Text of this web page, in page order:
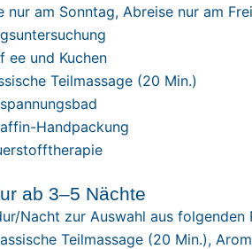
nur am Sonntag, Abreise nur am
ee und Kuchen
Teilmassage (20 Min.)
Handpackung
ab 3–5 Nächte
Nacht zur Auswahl aus
Teilmassage (20 Min.),